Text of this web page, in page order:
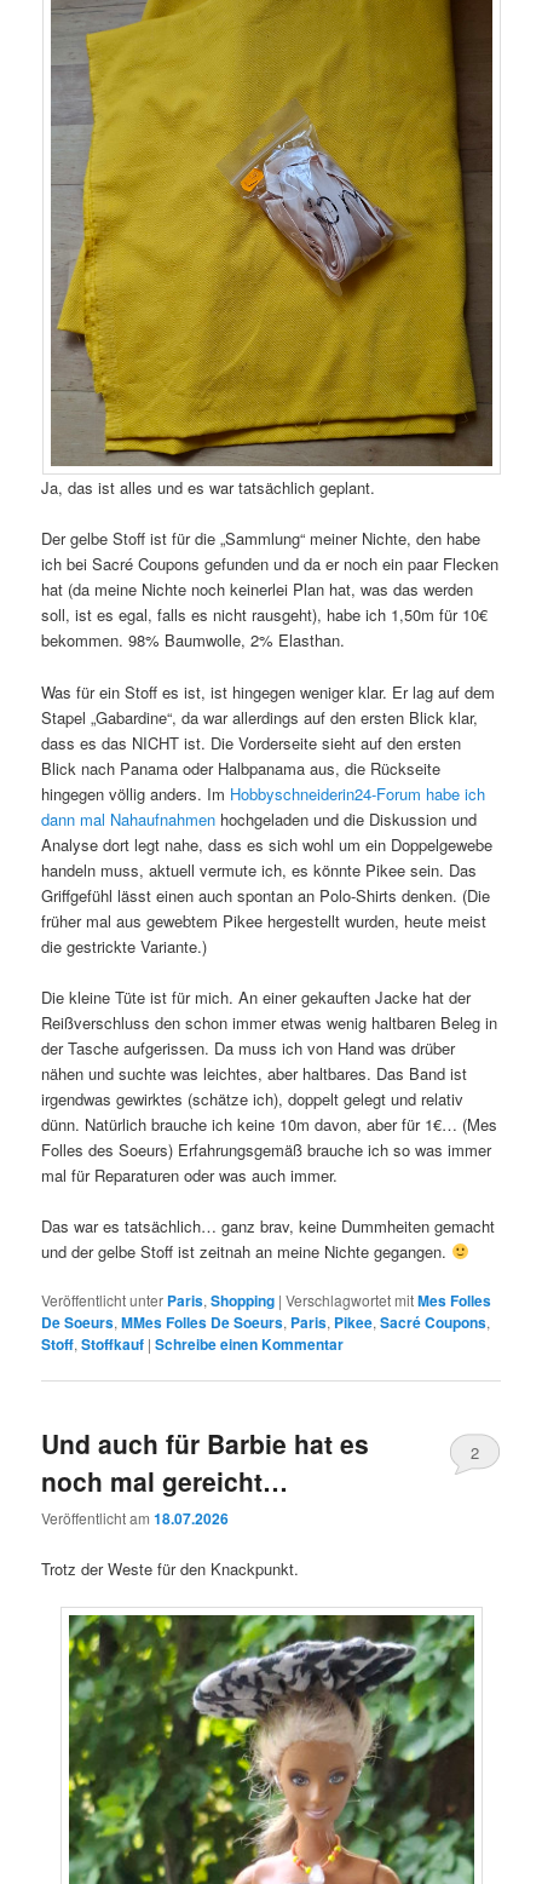
Ja, das ist alles und es war tatsächlich geplant.
Der gelbe Stoff ist für die „Sammlung“ meiner Nichte, den habe
ich bei Sacré Coupons gefunden und da er noch ein paar Flecken
hat (da meine Nichte noch keinerlei Plan hat, was das werden
soll, ist es egal, falls es nicht rausgeht), habe ich 1,50m für 10€
bekommen. 98% Baumwolle, 2% Elasthan.
Was für ein Stoff es ist, ist hingegen weniger klar. Er lag auf dem
Stapel „Gabardine“, da war allerdings auf den ersten Blick klar,
dass es das NICHT ist. Die Vorderseite sieht auf den ersten
Blick nach Panama oder Halbpanama aus, die Rückseite
hingegen völlig anders. Im Hobbyschneiderin24-Forum habe ich
dann mal Nahaufnahmen hochgeladen und die Diskussion und
Analyse dort legt nahe, dass es sich wohl um ein Doppelgewebe
handeln muss, aktuell vermute ich, es könnte Pikee sein. Das
Griffgefühl lässt einen auch spontan an Polo-Shirts denken. (Die
früher mal aus gewebtem Pikee hergestellt wurden, heute meist
die gestrickte Variante.)
Die kleine Tüte ist für mich. An einer gekauften Jacke hat der
Reißverschluss den schon immer etwas wenig haltbaren Beleg in
der Tasche aufgerissen. Da muss ich von Hand was drüber
nähen und suchte was leichtes, aber haltbares. Das Band ist
irgendwas gewirktes (schätze ich), doppelt gelegt und relativ
dünn. Natürlich brauche ich keine 10m davon, aber für 1€… (Mes
Folles des Soeurs) Erfahrungsgemäß brauche ich so was immer
mal für Reparaturen oder was auch immer.
Das war es tatsächlich… ganz brav, keine Dummheiten gemacht
und der gelbe Stoff ist zeitnah an meine Nichte gegangen.
Veröffentlicht unter Paris,Shopping |Verschlagwortet mitMes Folles
De Soeurs,MMes Folles De Soeurs, Paris, Pikee,Sacré Coupons,
Stoff,Stoffkauf |Schreibe einen Kommentar
Und auch für Barbie hat es
noch mal gereicht…
Veröffentlicht am18.07.2026
2
Trotz der Weste für den Knackpunkt.